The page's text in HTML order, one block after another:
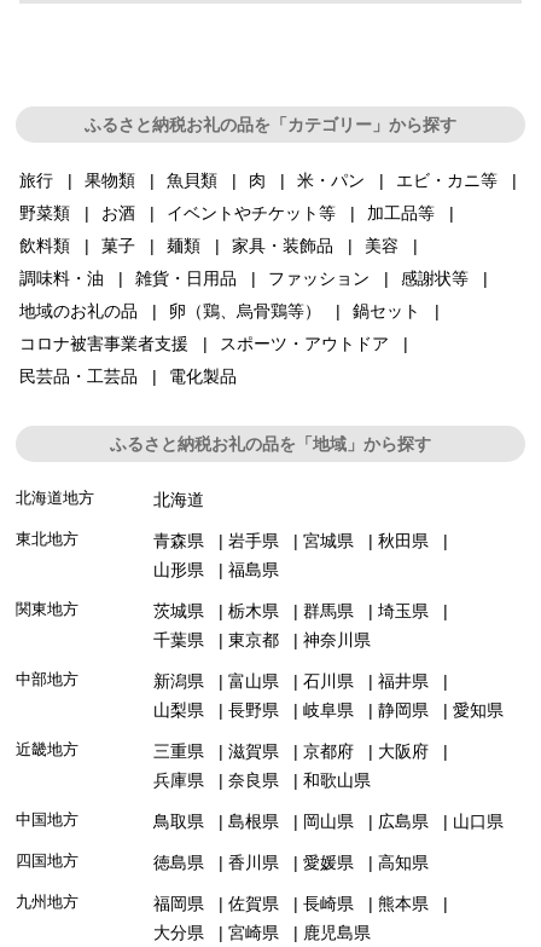
ふるさと納税お礼の品を「カテゴリー」から探す
旅行 果物類 魚貝類 肉 米・パン
エビ・カニ等
野菜類
お酒 イベントやチケット等
加工品等
飲料類
菓子 麺類 家具・装飾品
美容
調味料・油
雑貨・日用品 ファッション
感謝状等
地域のお礼の品
卵（鶏、烏骨鶏等）
鍋セット
コロナ被害事業者支援
スポーツ・アウトドア
民芸品・工芸品
電化製品
ふるさと納税お礼の品を「地域」から探す
北海道地方 北海道
東北地方 青森県 岩手県 宮城県
秋田県
山形県
福島県
関東地方 茨城県 栃木県 群馬県
埼玉県
千葉県
東京都 神奈川県
中部地方 新潟県 富山県 石川県
福井県
山梨県
長野県 岐阜県 静岡県 愛知県
近畿地方 三重県 滋賀県 京都府
大阪府
兵庫県
奈良県 和歌山県
中国地方 鳥取県 島根県 岡山県 広島県 山口県
四国地方 徳島県 香川県 愛媛県 高知県
九州地方 福岡県 佐賀県 長崎県
熊本県
大分県
宮崎県 鹿児島県